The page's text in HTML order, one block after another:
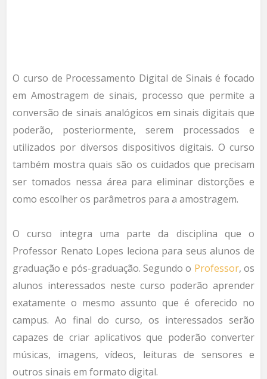
O curso de Processamento Digital de Sinais é focado
em Amostragem de sinais, processo que permite a
conversão de sinais analógicos em sinais digitais que
poderão, posteriormente, serem processados e
utilizados por diversos dispositivos digitais. O curso
também mostra quais são os cuidados que precisam
ser tomados nessa área para eliminar distorções e
como escolher os parâmetros para a amostragem.
O curso integra uma parte da disciplina que o
Professor Renato Lopes leciona para seus alunos de
graduação e pós-graduação. Segundo o Professor, os
alunos interessados neste curso poderão aprender
exatamente o mesmo assunto que é oferecido no
campus. Ao final do curso, os interessados serão
capazes de criar aplicativos que poderão converter
músicas, imagens, vídeos, leituras de sensores e
outros sinais em formato digital.